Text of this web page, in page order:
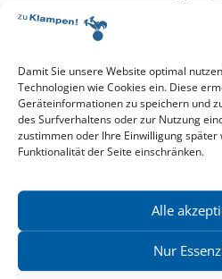
Damit Sie unsere Website optimal
Technologien wie Cookies ein. Diese
Geräteinformationen zu speichern und
des Surfverhaltens oder zur Nutzung
zustimmen oder Ihre Einwilligung später
Funktionalität der Seite einschränken.
Alle
Nur
Aktuelle Vorschau
Entdecken Sie das aktuelle zu-
Hier finden Sie die
reinlesen oder herunterladen.
Newsletter
News zu aktuellen Neuheiten und
Verlag – jederzeit wieder